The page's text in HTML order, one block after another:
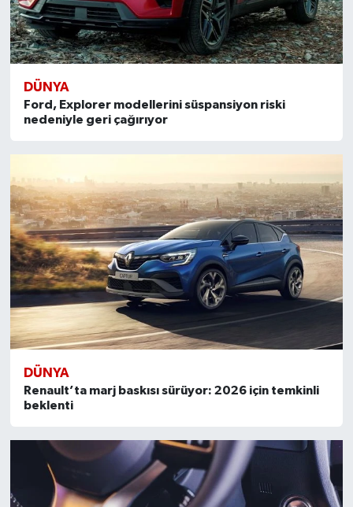
DÜNYA
Ford, Explorer modellerini süspansiyon riski
nedeniyle geri çağırıyor
DÜNYA
Renault’ta marj baskısı sürüyor: 2026 için temkinli
beklenti